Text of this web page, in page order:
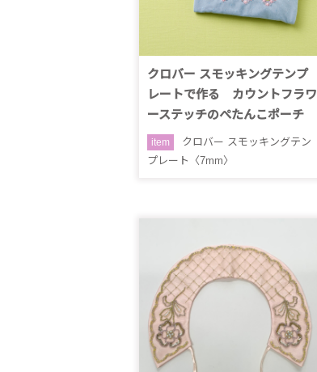
クロバー スモッキングテンプ
レートで作る カウントフラワ
ーステッチのぺたんこポーチ
item
クロバー スモッキングテン
プレート〈7mm〉